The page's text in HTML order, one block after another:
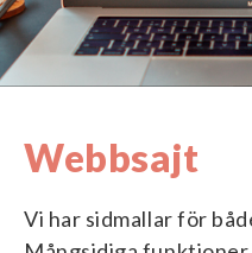
Webbsajt
Vi har sidmallar för